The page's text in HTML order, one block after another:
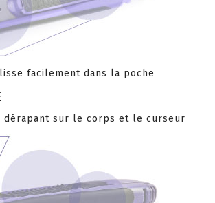
facilement dans la poche
dérapant sur le corps et le curseur